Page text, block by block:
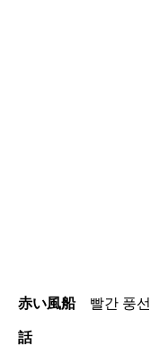
赤い風船빨간 풍선
話